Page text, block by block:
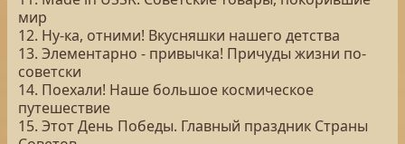
мир
12. Ну-ка, отними! Вкусняшки нашего детства
13. Элементарно - привычка! Причуды жизни по-
советски
14. Поехали! Наше большое космическое
путешествие
15. Этот День Победы. Главный праздник Страны